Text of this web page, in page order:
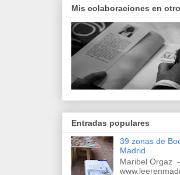
Mis colaboraciones en
Entradas populares
39 zonas de
Madrid
Maribel Orgaz